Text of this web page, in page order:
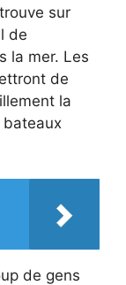
sur
de
la mer. Les
de
la
bateaux
de gens